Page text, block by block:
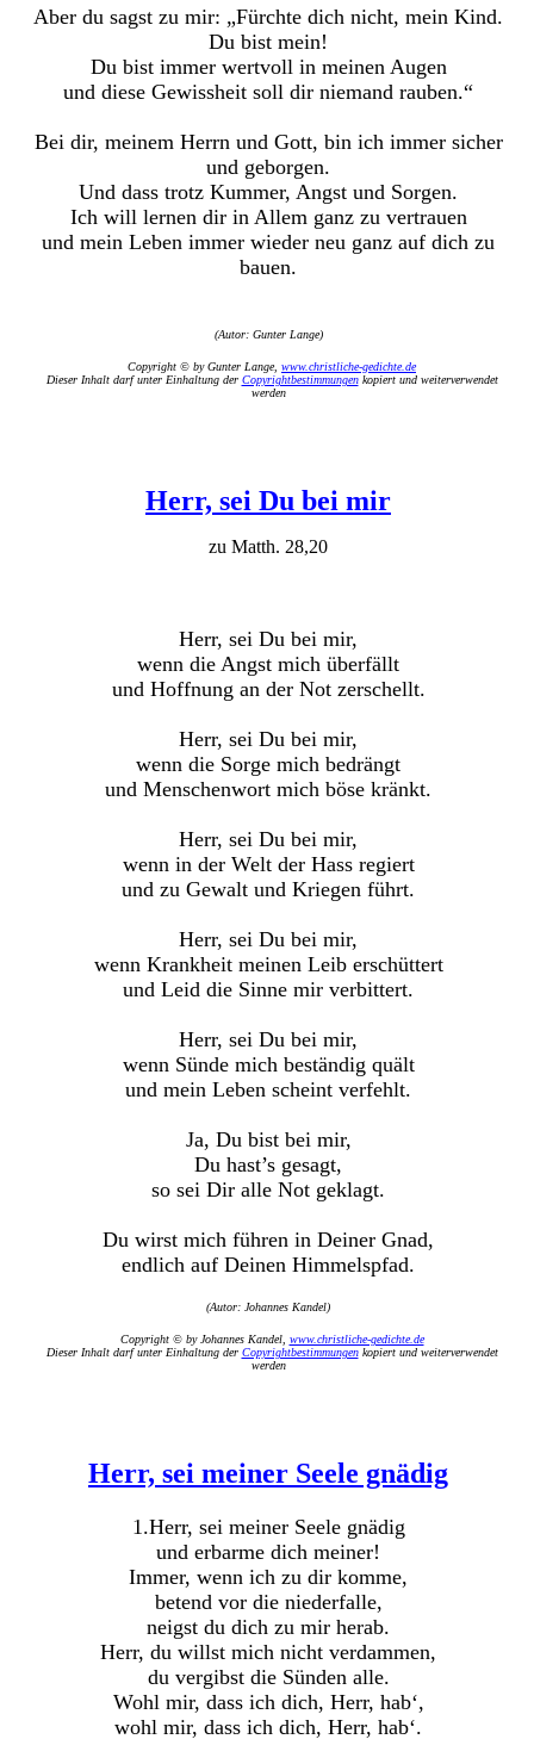
Aber du sagst zu mir: „Fürchte dich nicht, mein Kind.
Du bist mein!
Du bist immer wertvoll in meinen Augen
und diese Gewissheit soll dir niemand rauben.“
Bei dir, meinem Herrn und Gott, bin ich immer sicher
und geborgen.
Und dass trotz Kummer, Angst und Sorgen.
Ich will lernen dir in Allem ganz zu vertrauen
und mein Leben immer wieder neu ganz auf dich zu
bauen.
(Autor: Gunter Lange)
Copyright © by Gunter Lange, www.christliche-gedichte.de
Dieser Inhalt darf unter Einhaltung der Copyrightbestimmungenkopiert und weiterverwendet
werden
Herr, sei Du bei mir
zu Matth. 28,20
Herr, sei Du bei mir,
wenn die Angst mich überfällt
und Hoffnung an der Not zerschellt.
Herr, sei Du bei mir,
wenn die Sorge mich bedrängt
und Menschenwort mich böse kränkt.
Herr, sei Du bei mir,
wenn in der Welt der Hass regiert
und zu Gewalt und Kriegen führt.
Herr, sei Du bei mir,
wenn Krankheit meinen Leib erschüttert
und Leid die Sinne mir verbittert.
Herr, sei Du bei mir,
wenn Sünde mich beständig quält
und mein Leben scheint verfehlt.
Ja, Du bist bei mir,
Du hast’s gesagt,
so sei Dir alle Not geklagt.
Du wirst mich führen in Deiner Gnad,
endlich auf Deinen Himmelspfad.
(Autor: Johannes Kandel)
Copyright © by Johannes Kandel, www.christliche-gedichte.de
Dieser Inhalt darf unter Einhaltung der Copyrightbestimmungenkopiert und weiterverwendet
werden
Herr, sei meiner Seele gnädig
1.Herr, sei meiner Seele gnädig
und erbarme dich meiner!
Immer, wenn ich zu dir komme,
betend vor die niederfalle,
neigst du dich zu mir herab.
Herr, du willst mich nicht verdammen,
du vergibst die Sünden alle.
Wohl mir, dass ich dich, Herr, hab‘,
wohl mir, dass ich dich, Herr, hab‘.